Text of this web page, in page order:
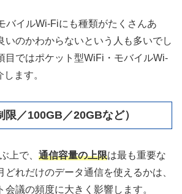
バイルWi-Fiにも種類がたくさんあ
いのかわからないという人も多いでし
目ではポケット型WiFi・モバイルWi-
ます。
／100GB／20GBなど）
上で、 通信容量の上限は最も重要な
どれだけのデータ通信を使えるかは、
議の頻度に大きく影響します。